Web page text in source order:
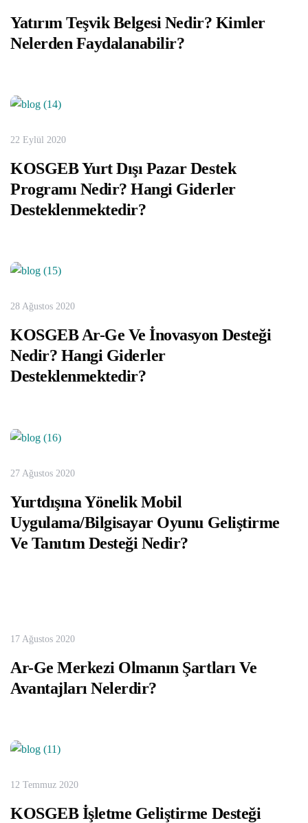
Yatırım Teşvik Belgesi Nedir? Kimler
Nelerden Faydalanabilir?
KOSGEB Yurt Dışı Pazar Destek
Programı Nedir? Hangi Giderler
Desteklenmektedir?
22 Eylül 2020
KOSGEB Ar-Ge Ve İnovasyon Desteği
Nedir? Hangi Giderler
Desteklenmektedir?
28 Ağustos 2020
Yurtdışına Yönelik Mobil
Uygulama/Bilgisayar Oyunu Geliştirme
Ve Tanıtım Desteği Nedir?
27 Ağustos 2020
Ar-Ge Merkezi Olmanın Şartları Ve
Avantajları Nelerdir?
17 Ağustos 2020
KOSGEB İşletme Geliştirme Desteği
12 Temmuz 2020